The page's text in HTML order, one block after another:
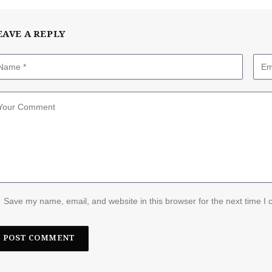
A REPLY
Save my name, email, and website in this browser for the next time I